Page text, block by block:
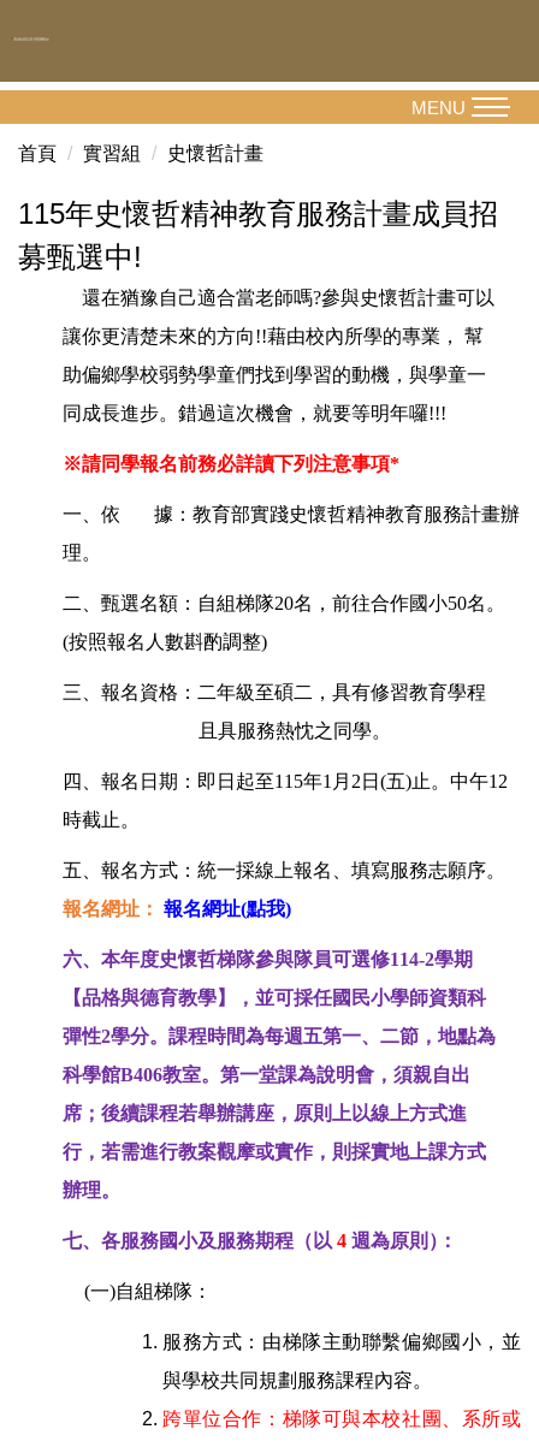
到
容
MENU
首頁 實習組 史懷哲計畫
115年史懷哲精神教育服務計畫成員招
募甄選中!
還在猶豫自己適合當老師嗎?參與史懷哲計畫可以
讓你更清楚未來的方向!!藉由校內所學的專業， 幫
助偏鄉學校弱勢學童們找到學習的動機，與學童一
同成長進步。錯過這次機會，就要等明年囉!!!
※請同學報名前務必詳讀下列注意事項*
一、依 據：教育部實踐史懷哲精神教育服務計畫辦
理。
二、甄選名額：自組梯隊20名，前往合作國小50名。
(按照報名人數斟酌調整)
三、報名資格：二年級至碩二，具有修習教育學程
且具服務熱忱之同學。
四、報名日期：即日起至115年1月2日(五)止。中午12
時截止。
五、報名方式：統一採線上報名、填寫服務志願序。
報名網址： 報名網址(點我)
六、本年度史懷哲梯隊參與隊員可選修114-2學期
【品格與德育教學】，並可採任國民小學師資類科
彈性2學分。課程時間為每週五第一、二節，地點為
科學館B406教室。第一堂課為說明會，須親自出
席；後續課程若舉辦講座，原則上以線上方式進
行，若需進行教案觀摩或實作，則採實地上課方式
辦理。
七、各服務國小及服務期程（以 4 週為原則 ） ：
(一)自組梯隊：
服務方式：由梯隊主動聯繫偏鄉國小，並
與學校共同規劃服務課程內容。
跨單位合作：梯隊可與本校社團、系所或